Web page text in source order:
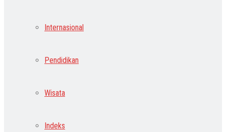
Internasional
Pendidikan
Wisata
Indeks